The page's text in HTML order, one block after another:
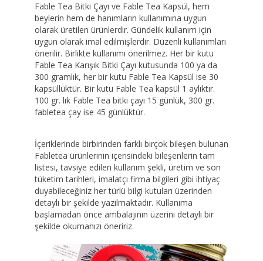
Fable Tea Bitki Çayı ve Fable Tea Kapsül, hem
beylerin hem de hanımların kullanımına uygun
olarak üretilen ürünlerdir. Gündelik kullanım için
uygun olarak imal edilmişlerdir. Düzenli kullanımları
önerilir. Birlikte kullanımı önerilmez. Her bir kutu
Fable Tea Karışık Bitki Çayı kutusunda 100 ya da
300 gramlık, her bir kutu Fable Tea Kapsül ise 30
kapsüllüktür. Bir kutu Fable Tea kapsül 1 aylıktır.
100 gr. lık Fable Tea bitki çayı 15 günlük, 300 gr.
fabletea çay ise 45 günlüktür.
İçeriklerinde birbirinden farklı birçok bileşen bulunan
Fabletea ürünlerinin içerisindeki bileşenlerin tam
listesi, tavsiye edilen kullanım şekli, üretim ve son
tüketim tarihleri, imalatçı firma bilgileri gibi ihtiyaç
duyabileceğiniz her türlü bilgi kutuları üzerinden
detaylı bir şekilde yazılmaktadır. Kullanıma
başlamadan önce ambalajının üzerini detaylı bir
şekilde okumanızı öneririz.